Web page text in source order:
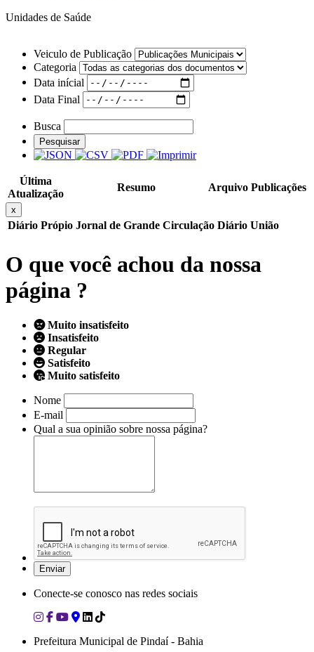
Unidades de Saúde
Veiculo de Publicação
Categoria
Data inícial
Data Final
Busca
Pesquisar
Última
Atualização
Resumo Arquivo Publicações
x
Diário Própio Jornal de Grande Circulação Diário União
O que você achou da nossa
página ?
Muito insatisfeito
Insatisfeito
Regular
Satisfeito
Muito satisfeito
Nome
E-mail
Qual a sua opinião sobre nossa página?
Conecte-se conosco nas redes sociais
Prefeitura Municipal de Pindaí - Bahia